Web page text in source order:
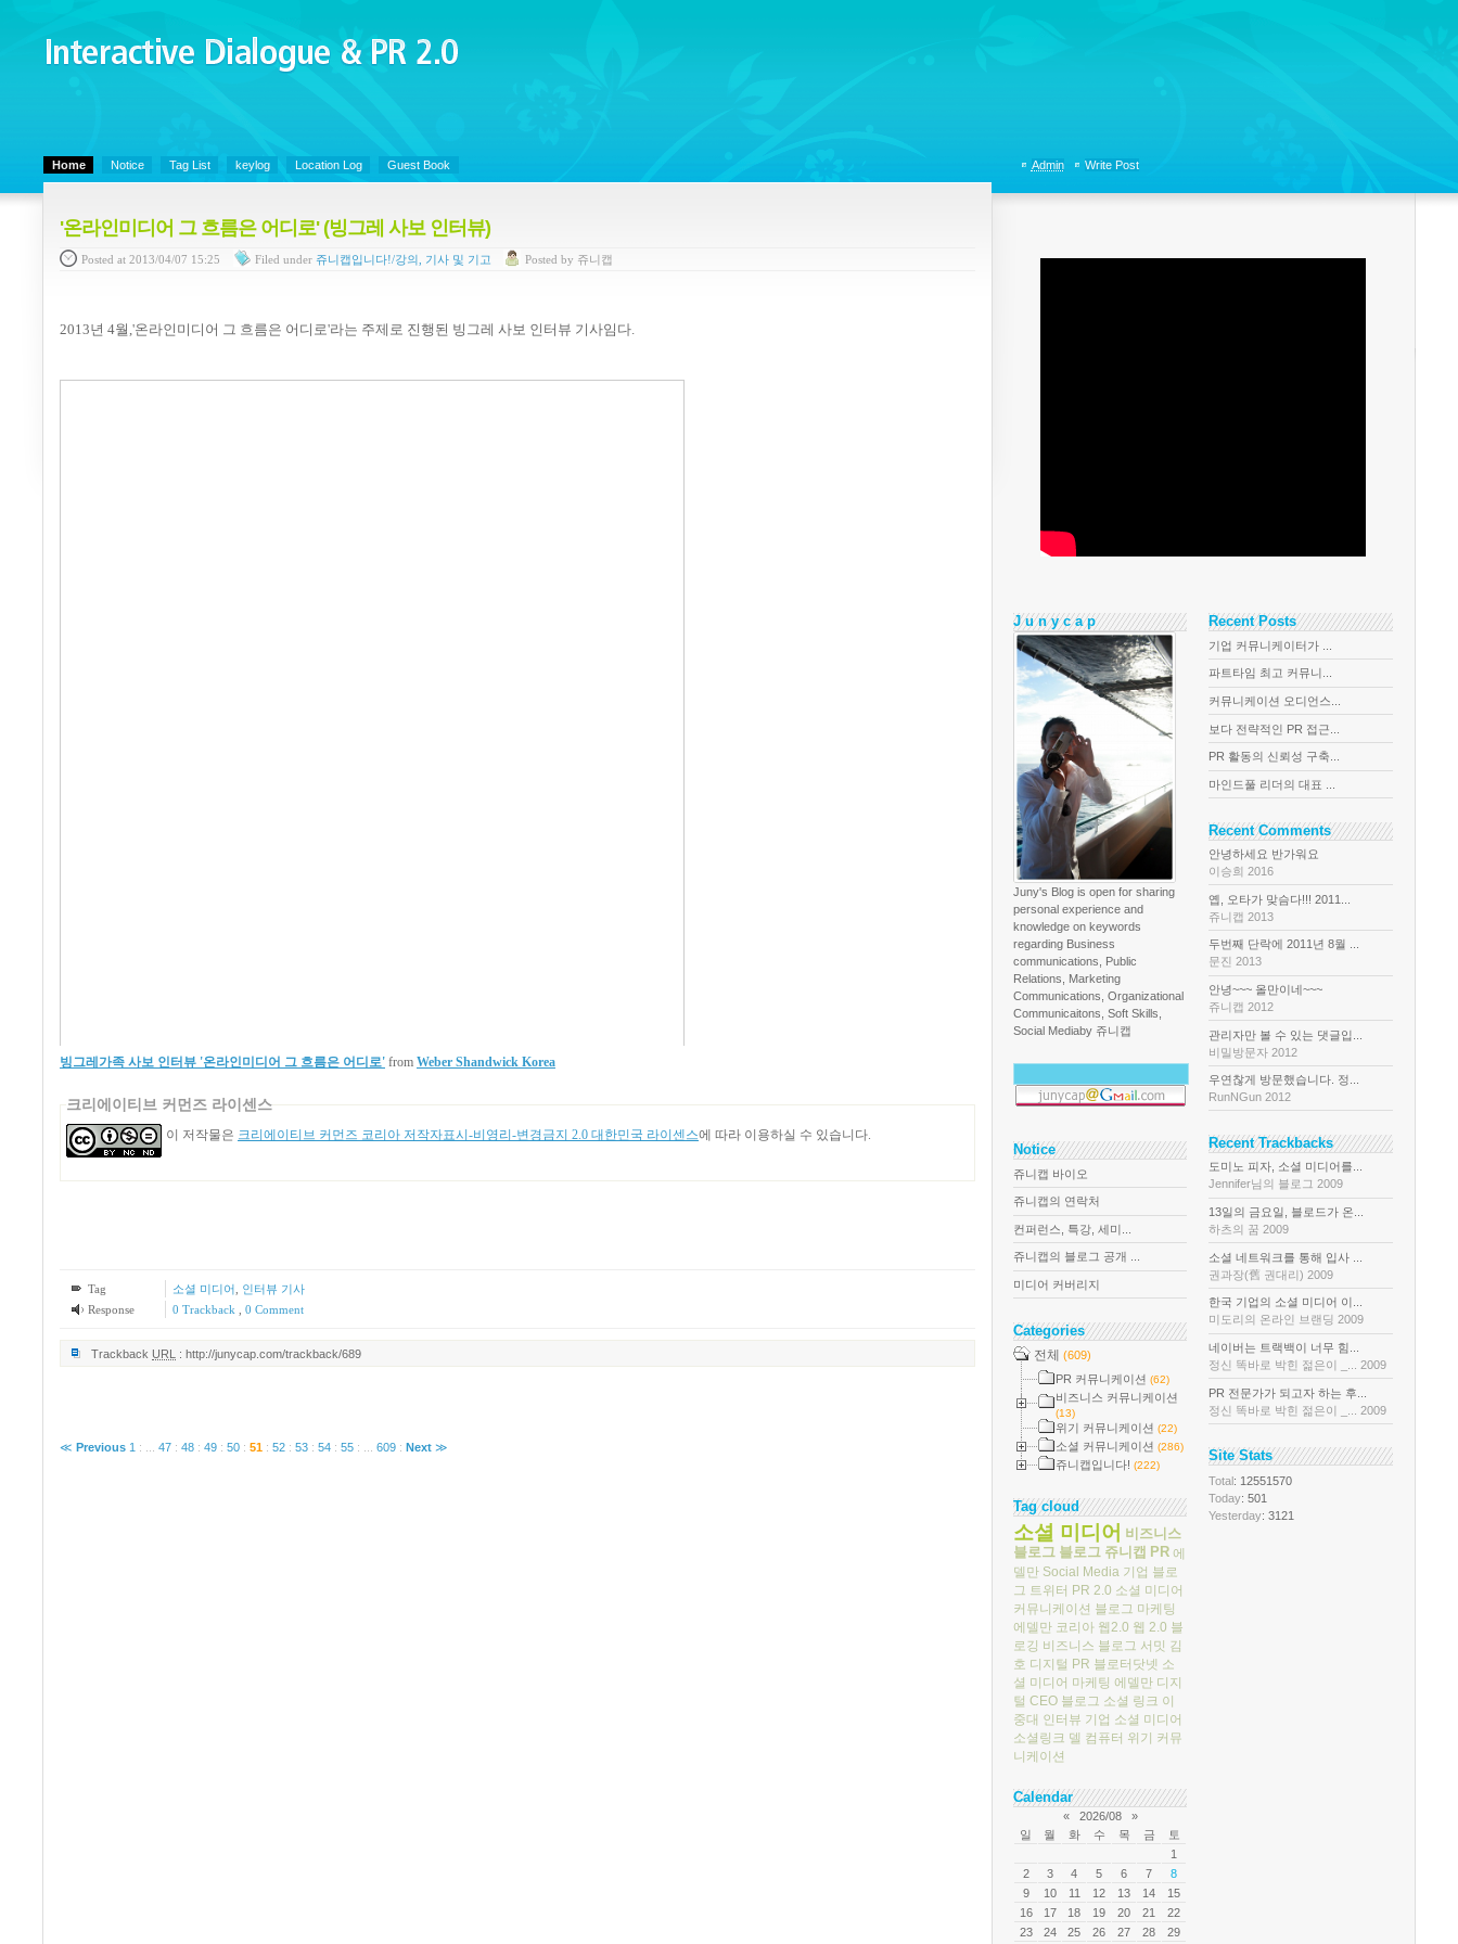
Interactive Dialogue &
PR 2.0
Home Notice Tag List keylog Location Log Guest Book
'온라인미디어 그 흐름은 어디로' (빙그레 사보 인터뷰)
Posted at 2013/04/07 15:25 Filed under 쥬니캡입니다!/강의, 기사 및 기고 Posted by 쥬니캡
2013년 4월,'온라인미디어 그 흐름은 어디로'라는 주제로 진행된 빙그레 사보 인터뷰 기사임다.
빙그레가족 사보 인터뷰 '온라인미디어 그 흐름은 어디로' from Weber Shandwick Korea
크리에이티브 커먼즈 라이센스
이 저작물은 크리에이티브 커먼즈 코리아 저작자표시-비영리-변경금지 2.0 대한민국 라이센스에 따라 이용하실 수 있습니다.
Tag 소셜 미디어
인터뷰 기사
Response
0 Trackback 0 Comment
Trackback URL : http://junycap.com/trackback/689
≪ Previous 1 : 47 : 48 : 49 : 50 : 51 : 52 : 53 : 54 : 55 : 609 : Next ≫
Admin Write Post
J u n y c a p
Juny's Blog is open for sharing
personal experience and
knowledge on keywords
regarding Business
communications, Public
Relations, Marketing
Communications, Organizational
Communicaitons, Soft Skills,
Social Mediaby 쥬니캡
Notice
쥬니캡 바이오
쥬니캡의 연락처
컨퍼런스, 특강, 세미...
쥬니캡의 블로그 공개 ...
미디어 커버리지
Categories
전체 (609)
PR 커뮤니케이션 (62)
비즈니스 커뮤니케이션
(13)
위기 커뮤니케이션 (22)
소셜 커뮤니케이션 (286)
쥬니캡입니다! (222)
Tag cloud
소셜 미디어 비즈니스
블로그 블로그 쥬니캡 PR 에
델만 Social Media 기업 블로
그 트위터 PR 2.0 소셜 미디어
커뮤니케이션 블로그 마케팅
에델만 코리아 웹2.0 웹 2.0 블
로깅 비즈니스 블로그 서밋 김
호 디지털 PR 블로터닷넷 소
셜 미디어 마케팅 에델만 디지
털 CEO 블로그 소셜 링크 이
중대 인터뷰 기업 소셜 미디어
소셜링크 델 컴퓨터 위기 커뮤
니케이션
Calendar
« 2026/08
»
일
월 화 수 목 금
토
1
2
3 4 5 6 7
8
9
10 11 12 13 14
15
16
17 18 19 20 21
22
23
24 25 26 27 28 29
Recent Posts
기업 커뮤니케이터가 ...
파트타임 최고 커뮤니...
커뮤니케이션 오디언스...
보다 전략적인 PR 접근...
PR 활동의 신뢰성 구축...
마인드풀 리더의 대표 ...
Recent Comments
안녕하세요 반가워요
이승희 2016
옙, 오타가 맞슴다!!! 2011...
쥬니캡 2013
두번째 단락에 2011년 8월 ...
문진 2013
안녕~~~ 올만이네~~~
쥬니캡 2012
관리자만 볼 수 있는 댓글입...
비밀방문자 2012
우연찮게 방문했습니다. 정...
RunNGun 2012
Recent Trackbacks
도미노 피자, 소셜 미디어를...
Jennifer님의 블로그 2009
13일의 금요일, 블로드가 온...
하츠의 꿈 2009
소셜 네트워크를 통해 입사 ...
권과장(舊 권대리) 2009
한국 기업의 소셜 미디어 이...
미도리의 온라인 브랜딩 2009
네이버는 트랙백이 너무 힘...
정신 똑바로 박힌 젊은이 _... 2009
PR 전문가가 되고자 하는 후...
정신 똑바로 박힌 젊은이 _... 2009
Site Stats
Total: 12551570
Today: 501
Yesterday: 3121